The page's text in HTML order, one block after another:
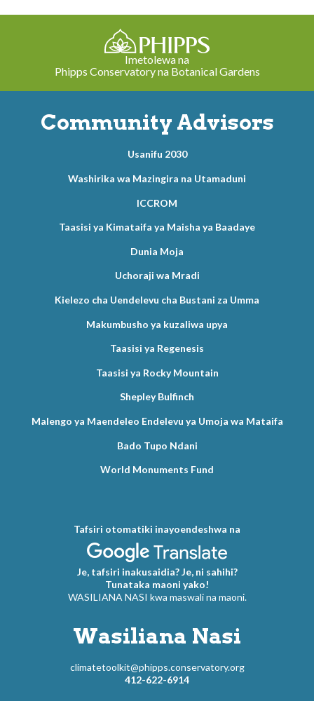
Imetolewa na
Phipps Conservatory na Botanical Gardens
Community Advisors
Usanifu 2030
Washirika wa Mazingira na Utamaduni
ICCROM
Taasisi ya Kimataifa ya Maisha ya Baadaye
Dunia Moja
Uchoraji wa Mradi
Kielezo cha Uendelevu cha Bustani za Umma
Makumbusho ya kuzaliwa upya
Taasisi ya Regenesis
Taasisi ya Rocky Mountain
Shepley Bulfinch
Malengo ya Maendeleo Endelevu ya Umoja wa Mataifa
Bado Tupo Ndani
World Monuments Fund
Tafsiri otomatiki inayoendeshwa na
Je, tafsiri inakusaidia? Je, ni sahihi?
Tunataka maoni yako!
WASILIANA NASI kwa maswali na maoni.
Wasiliana Nasi
climatetoolkit@phipps.conservatory.org
412-622-6914